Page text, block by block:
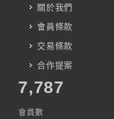
關於我們
會員條款
交易條款
合作提案
7,787
會員數